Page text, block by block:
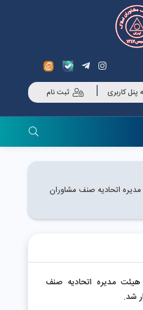
پنل کاربری ثبت نام
اتحادیه صنف مشاوران
مدیره اتحادیه صنف
شد.